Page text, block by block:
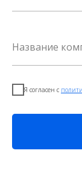
Я согласен с